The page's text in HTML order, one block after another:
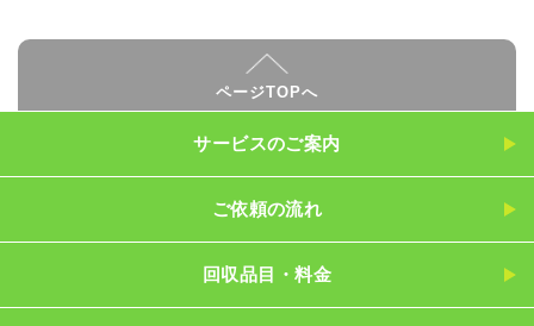
ページTOPへ
サービスのご案内
ご依頼の流れ
回収品目・料金